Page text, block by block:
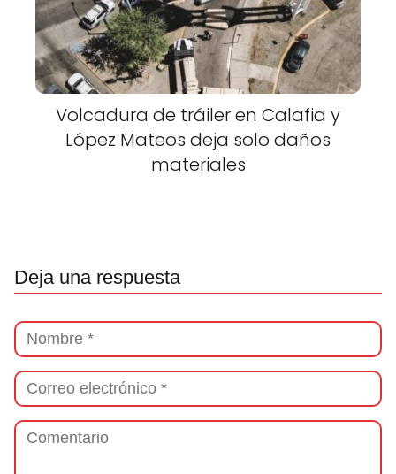
Volcadura de tráiler en Calafia y
López Mateos deja solo daños
materiales
Deja una respuesta